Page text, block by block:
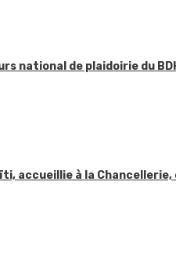
national de plaidoirie du
accueillie à la